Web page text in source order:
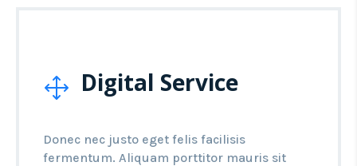
1 Digital Service
Donec nec justo eget felis facilisis
fermentum. Aliquam porttitor mauris sit